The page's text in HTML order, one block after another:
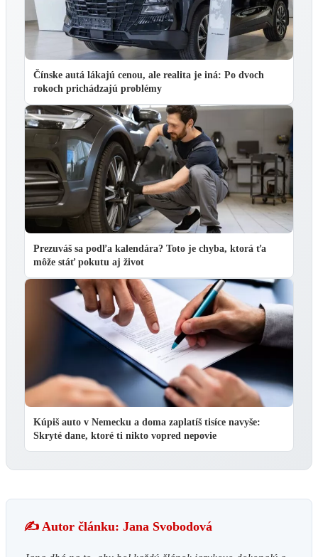
Čínske autá lákajú cenou, ale realita je iná: Po dvoch
rokoch prichádzajú problémy
Prezuváš sa podľa kalendára? Toto je chyba, ktorá ťa
môže stáť pokutu aj život
Kúpiš auto v Nemecku a doma zaplatíš tisíce navyše:
Skryté dane, ktoré ti nikto vopred nepovie
✍️ Autor článku: Jana Svobodová